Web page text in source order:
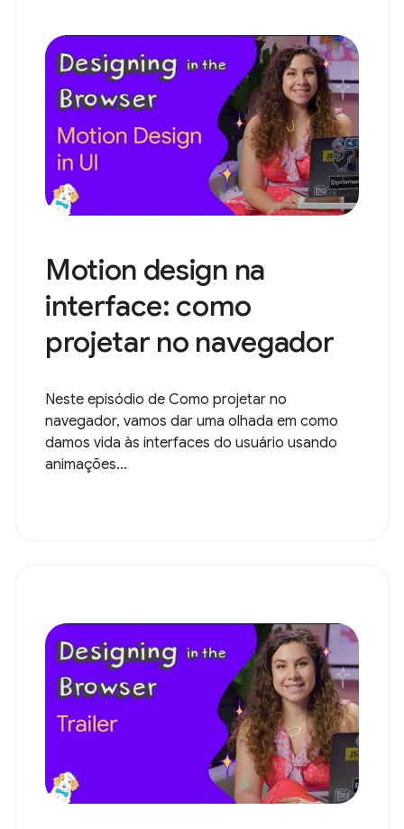
Motion design na
interface: como
projetar no navegador
Neste episódio de Como projetar no
navegador, vamos dar uma olhada em como
damos vida às interfaces do usuário usando
animações...